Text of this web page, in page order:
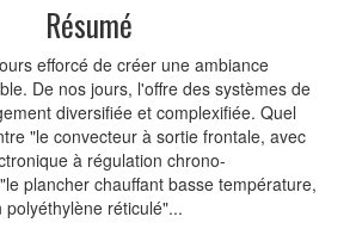
Résumé
efforcé de créer une ambiance
De nos jours, l'offre des systèmes de
diversifiée et complexifiée. Quel
"le convecteur à sortie frontale, avec
à régulation chrono-
plancher chauffant basse température,
réticulé"...